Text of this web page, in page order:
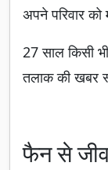
अपने परिवार को
27 साल किसी
तलाक की खबर
फैन से